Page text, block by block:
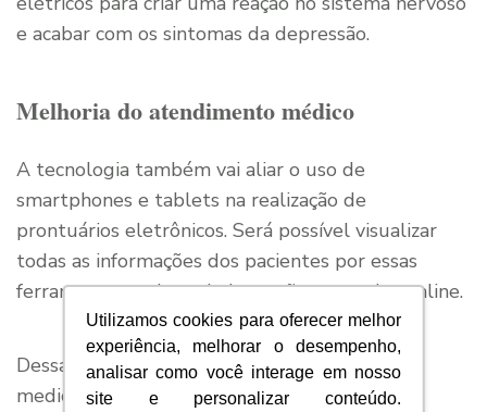
Utilizamos cookies para oferecer melhor
experiência, melhorar o desempenho,
analisar como você interage em nosso
site e personalizar conteúdo.
e acabar com os sintomas da depressão.
Melhoria do atendimento médico
A tecnologia também vai aliar o uso de
smartphones e tablets na realização de
prontuários eletrônicos. Será possível visualizar
todas as informações dos pacientes por essas
ferramentas, pois os dados serão acessados online.
Dessa forma, será possível verificar os
medicamentos prescritos pelo médico e